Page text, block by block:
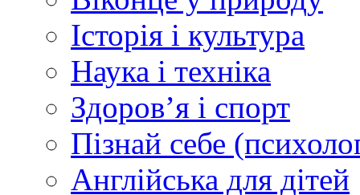
Історія і культура
Наука і техніка
Здоров’я і спорт
Пізнай себе
Англійська для дітей